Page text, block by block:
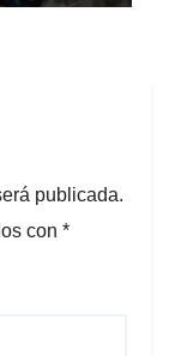
publicada.
con *